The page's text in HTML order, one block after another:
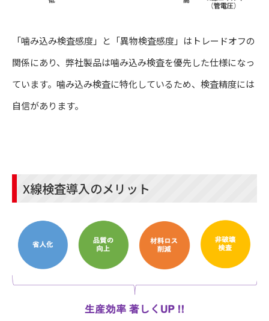
「噛み込み検査感度」と「異物検査感度」はトレードオフの
関係にあり、弊社製品は噛み込み検査を優先した仕様になっ
ています。噛み込み検査に特化しているため、検査精度には
自信があります。
X線検査導入のメリット